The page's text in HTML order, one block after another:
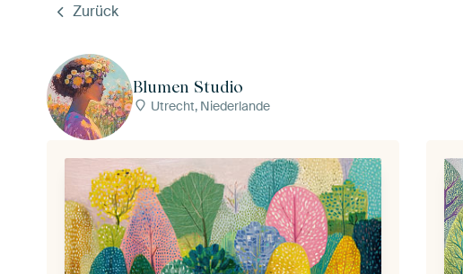
Zurück
Blumen Studio
Utrecht, Niederlande